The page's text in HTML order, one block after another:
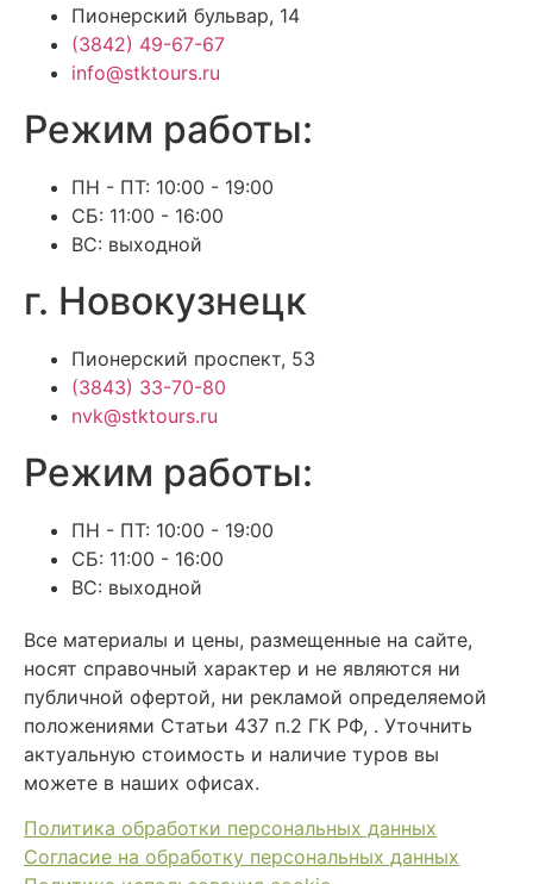
Пионерский бульвар, 14
(3842) 49-67-67
info@stktours.ru
Режим работы:
ПН - ПТ: 10:00 - 19:00
СБ: 11:00 - 16:00
ВС: выходной
г. Новокузнецк
Пионерский проспект, 53
(3843) 33-70-80
nvk@stktours.ru
Режим работы:
ПН - ПТ: 10:00 - 19:00
СБ: 11:00 - 16:00
ВС: выходной
Все материалы и цены, размещенные на сайте,
носят справочный характер и не являются ни
публичной офертой, ни рекламой определяемой
положениями Статьи 437 п.2 ГК РФ, . Уточнить
актуальную стоимость и наличие туров вы
можете в наших офисах.
Политика обработки персональных данных
Согласие на обработку персональных данных